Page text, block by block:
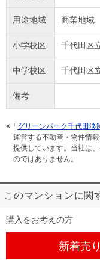
用途地域 商業地域
小学校区 千代田区
中学校区 千代田区
備考
※「 グリーンパーク千代田淡
運営する不動産・物件情報
提供しています。当社は
のではありません。
このマンションに関
購入をお考えの方
新着売